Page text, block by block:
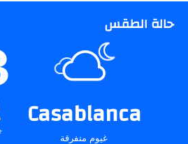
حالة الطقس
Casablanca
غيوم متفرقة